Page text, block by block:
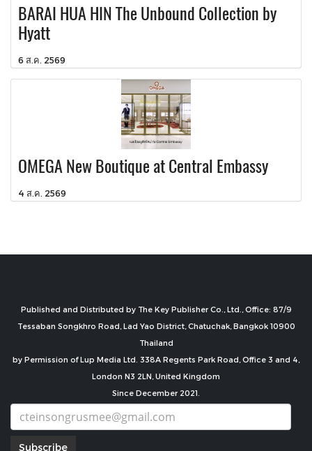
BARAI HUA HIN The Unbound Collection by
Hyatt
6 ส.ค. 2569
OMEGA New Boutique at Central Embassy
4 ส.ค. 2569
Published and Distributed by The Key Publisher Co., Ltd., Office: 87/9
Tessaban Songkhro Road, Lad Yao District, Chatuchak, Bangkok 10900
Thailand
by Permission of Lup Media Ltd. 338A Regents Park Road, Office 3 and 4,
London N3 2LN, United Kingdom
Since December 2021.
Subscribe